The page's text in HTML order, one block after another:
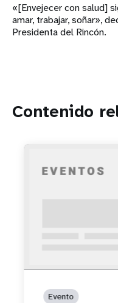
«[Envejecer con salud]
amar, trabajar, soñar»,
Presidenta del Rincón.
Contenido
Evento